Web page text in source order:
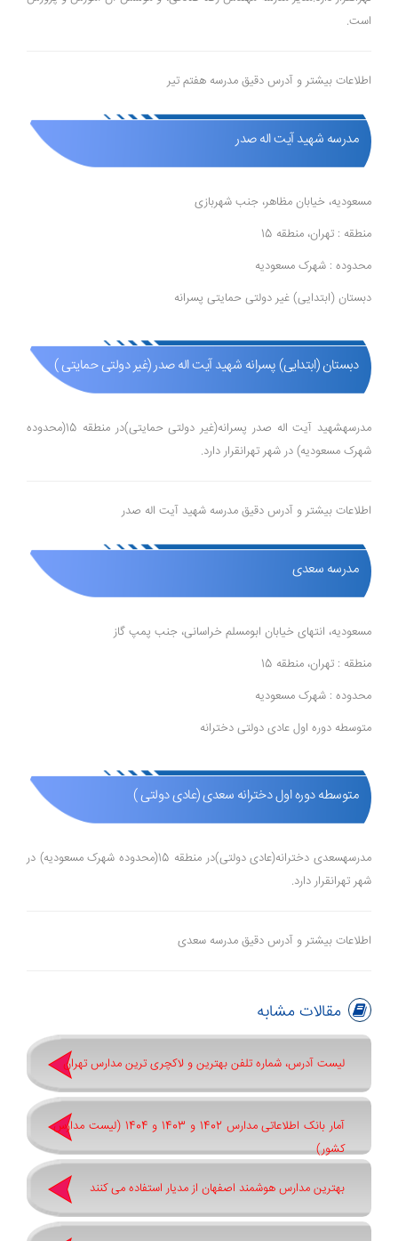
است.
اطلاعات بیشتر و آدرس دقیق مدرسه هفتم تیر
مدرسه شهید آیت اله صدر
مسعودیه، خیابان مظاهر، جنب شهربازی
منطقه : تهران، منطقه 15
محدوده : شهرک مسعودیه
دبستان (ابتدایی) غیر دولتی حمایتی پسرانه
دبستان (ابتدایی) پسرانه شهید آیت اله صدر (غیر دولتی حمایتی )
مدرسهشهید آیت اله صدر پسرانه(غیر دولتی حمایتی)در منطقه 15(محدوده
شهرک مسعودیه) در شهر تهرانقرار دارد.
اطلاعات بیشتر و آدرس دقیق مدرسه شهید آیت اله صدر
مدرسه سعدی
مسعودیه، انتهای خیابان ابومسلم خراسانی، جنب پمپ گاز
منطقه : تهران، منطقه 15
محدوده : شهرک مسعودیه
متوسطه دوره اول عادی دولتی دخترانه
متوسطه دوره اول دخترانه سعدی (عادی دولتی )
مدرسهسعدی دخترانه(عادی دولتی)در منطقه 15(محدوده شهرک مسعودیه) در
شهر تهرانقرار دارد.
اطلاعات بیشتر و آدرس دقیق مدرسه سعدی
مقالات مشابه
لیست آدرس، شماره تلفن بهترین و لاکچری ترین مدارس تهران
آمار بانک اطلاعاتی مدارس 1402 و 1403 و 1404 (لیست مدارس
کشور)
بهترین مدارس هوشمند اصفهان از مدیار استفاده می کنند